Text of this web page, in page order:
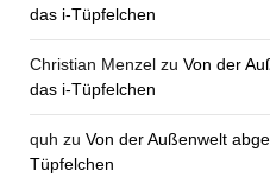
das i-Tüpfelchen
Christian Menzel zu Von der
das i-Tüpfelchen
quh zu Von der Außenwelt
Tüpfelchen